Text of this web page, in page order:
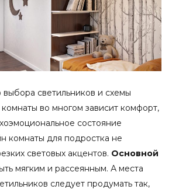
выбора светильников и схемы
во многом зависит комфорт,
состояние
комнаты для подростка не
световых акцентов. Основной
мягким и рассеянным. А места
следует продумать так,